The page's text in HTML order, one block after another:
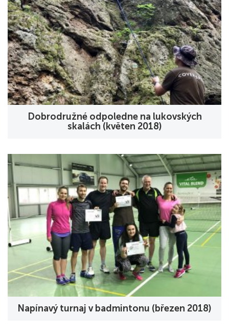
Dobrodružné odpoledne na lukovských
skalách (květen 2018)
Napínavý turnaj v badmintonu (březen 2018)